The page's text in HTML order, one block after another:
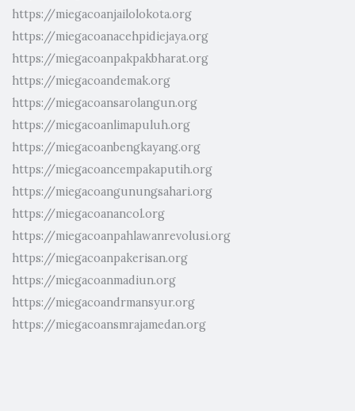
https://miegacoanjailolokota.org
https://miegacoanacehpidiejaya.org
https://miegacoanpakpakbharat.org
https://miegacoandemak.org
https://miegacoansarolangun.org
https://miegacoanlimapuluh.org
https://miegacoanbengkayang.org
https://miegacoancempakaputih.org
https://miegacoangunungsahari.org
https://miegacoanancol.org
https://miegacoanpahlawanrevolusi.org
https://miegacoanpakerisan.org
https://miegacoanmadiun.org
https://miegacoandrmansyur.org
https://miegacoansmrajamedan.org